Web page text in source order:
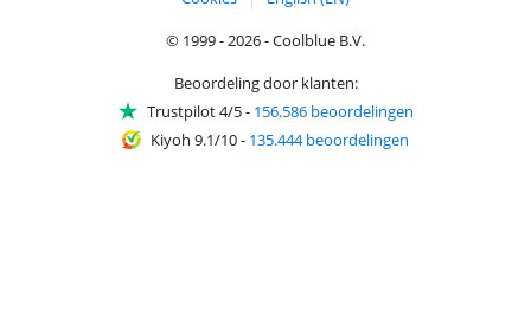
© 1999 - 2026 - Coolblue B.V.
Beoordeling door klanten:
Trustpilot 4/5- 156.586 beoordelingen
Kiyoh 9.1/10- 135.444 beoordelingen